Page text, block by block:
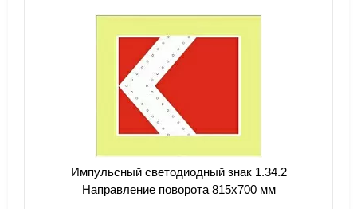
Импульсный светодиодный знак 1.34.2
Направление поворота 815x700 мм